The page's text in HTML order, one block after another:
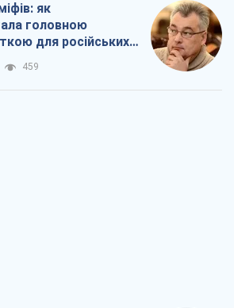
як
головною
для російських
459